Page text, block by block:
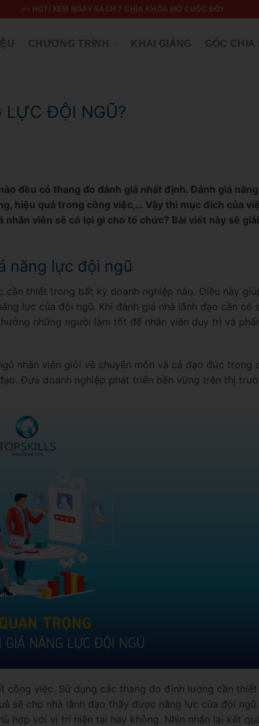
=> HOT! XEM NGAY SÁCH 7 CHÌA KHÓA MỞ CUỘC ĐỜI
CHƯƠNG TRÌNH KHAI GIẢNG GÓC CHIA
LỰC ĐỘI NGŨ?
đều có thang đo đánh giá nhất định. Đánh giá
hiệu quả trong công việc,… Vậy thì mục đích của
nhân viên sẽ có lợi gì cho tổ chức? Bài viết này sẽ
năng lực đội ngũ
cần thiết trong bất kỳ doanh nghiệp nào. Điều này
lực của đội ngũ. Khi đánh giá nhà lãnh đạo cần có
những người làm tốt để nhân viên duy trì và
nhân viên giỏi về chuyên môn và cả đạo đức trong
Đưa doanh nghiệp phát triển bền vững trên thị
công việc. Sử dụng các thang đo định lượng cần
sẽ cho nhà lãnh đạo thấy được năng lực của đội
hợp với vị trí hiện tại hay không. Nhìn nhận lại kết